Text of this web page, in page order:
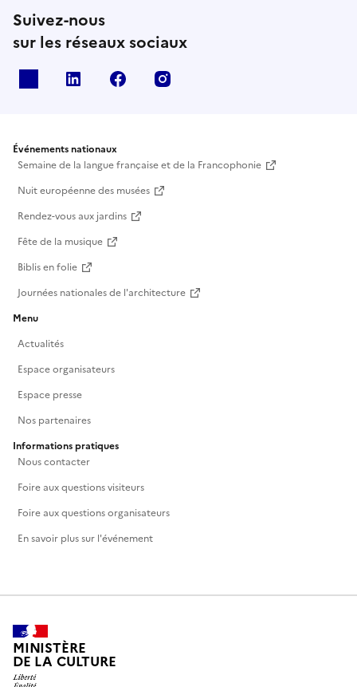
Suivez-nous
sur les réseaux sociaux
Linkedin Facebook
Événements nationaux
Semaine de la langue française et de la Francophonie
Nuit européenne des musées
Rendez-vous aux jardins
Fête de la musique
Biblis en folie
Journées nationales de l'architecture
Menu
Actualités
Espace organisateurs
Espace presse
Nos partenaires
Informations pratiques
Nous contacter
Foire aux questions visiteurs
Foire aux questions organisateurs
En savoir plus sur l'événement
MINISTÈRE
DE LA CULTURE